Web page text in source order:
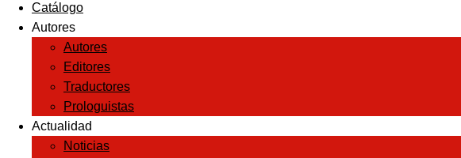
Catálogo
Autores
Autores
Editores
Traductores
Prologuistas
Actualidad
Noticias